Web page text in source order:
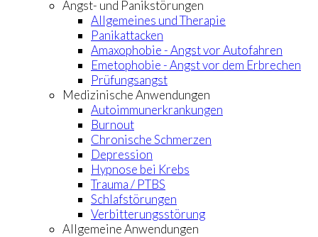
Angst- und Panikstörungen
Allgemeines und Therapie
Panikattacken
Amaxophobie - Angst vor Autofahren
Emetophobie - Angst vor dem Erbrechen
Prüfungsangst
Medizinische Anwendungen
Autoimmunerkrankungen
Burnout
Chronische Schmerzen
Depression
Hypnose bei Krebs
Trauma / PTBS
Schlafstörungen
Verbitterungsstörung
Allgemeine Anwendungen